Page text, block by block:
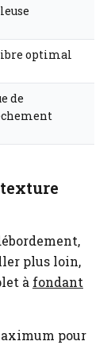
optimal
de
plus loin,
à fondant
pour